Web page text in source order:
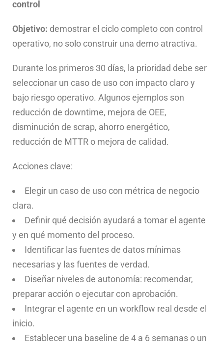
control
Objetivo: demostrar el ciclo completo con control
operativo, no solo construir una demo atractiva.
Durante los primeros 30 días, la prioridad debe ser
seleccionar un caso de uso con impacto claro y
bajo riesgo operativo. Algunos ejemplos son
reducción de downtime, mejora de OEE,
disminución de scrap, ahorro energético,
reducción de MTTR o mejora de calidad.
Acciones clave:
Elegir un caso de uso con métrica de negocio
clara.
Definir qué decisión ayudará a tomar el agente
y en qué momento del proceso.
Identificar las fuentes de datos mínimas
necesarias y las fuentes de verdad.
Diseñar niveles de autonomía: recomendar,
preparar acción o ejecutar con aprobación.
Integrar el agente en un workflow real desde el
inicio.
Establecer una baseline de 4 a 6 semanas o un